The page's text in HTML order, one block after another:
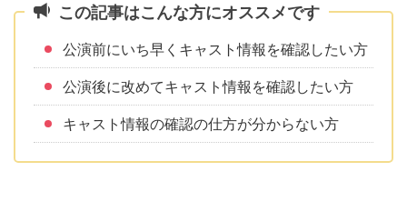
この記事はこんな方にオススメです
公演前にいち早くキャスト情報を確認したい方
公演後に改めてキャスト情報を確認したい方
キャスト情報の確認の仕方が分からない方